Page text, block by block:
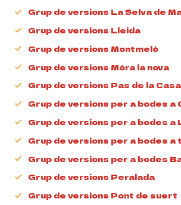
Grup de versions La Selva de
Grup de versions Lleida
Grup de versions Montmeló
Grup de versions Móra la nova
Grup de versions Pas de la Casa
Grup de versions per a bodes a
Grup de versions per a bodes a
Grup de versions per a bodes a
Grup de versions per a bodes
Grup de versions Peralada
Grup de versions Pont de suert